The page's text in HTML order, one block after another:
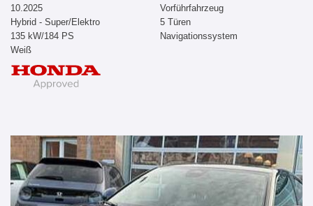
10.2025
Hybrid - Super/Elektro
135 kW/184 PS
Weiß
Vorführfahrzeug
5 Türen
Navigationssystem